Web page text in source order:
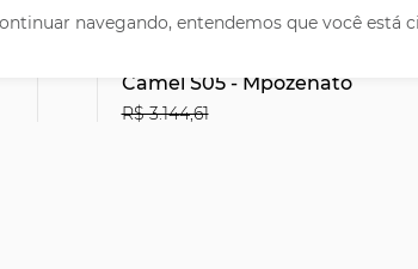
navegando, entendemos que você está
Cama Queen Flutuante Com
Camel S05 - Mpozenato
R$ 3.144,61